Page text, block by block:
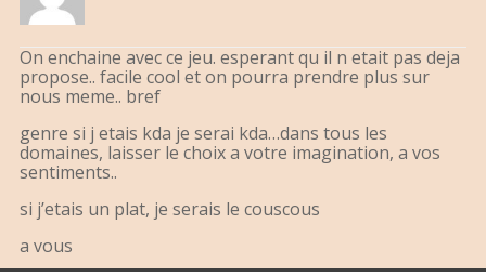
On enchaine avec ce jeu. esperant qu il n etait pas deja
propose.. facile cool et on pourra prendre plus sur
nous meme.. bref
genre si j etais kda je serai kda…dans tous les
domaines, laisser le choix a votre imagination, a vos
sentiments..
si j’etais un plat, je serais le couscous
a vous